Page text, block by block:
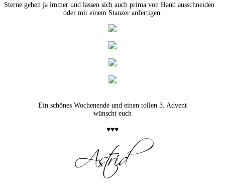
Sterne gehen ja immer und lassen sich auch prima von Hand ausschneiden
oder mit einem Stanzer anfertigen.
Ein schönes Wochenende und einen tollen 3. Advent
wünscht euch
♥♥♥